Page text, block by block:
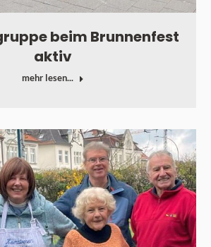
beim Brunnenfest
aktiv
mehr lesen...